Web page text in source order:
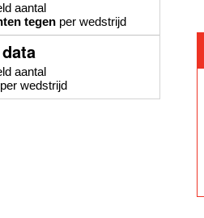
aantal
tegen per wedstrijd
aantal
per wedstrijd